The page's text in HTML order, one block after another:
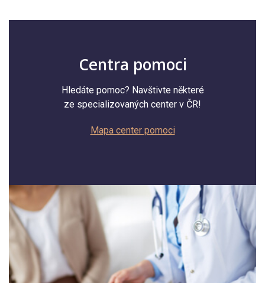
Centra pomoci
Hledáte pomoc? Navštivte některé
ze specializovaných center v ČR!
Mapa center pomoci